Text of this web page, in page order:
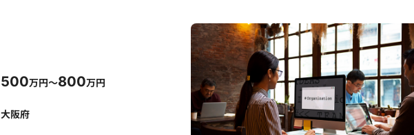
500万円～800万円
大阪府